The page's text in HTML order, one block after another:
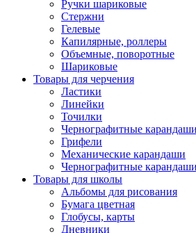
Ручки шариковые
Стержни
Гелевые
Капилярные, роллеры
Объемные, поворотные
Шариковые
Товары для черчения
Ластики
Линейки
Точилки
Чернографитные карандаши
Грифели
Механические карандаши
Чернографитные карандаши
Товары для школы
Альбомы для рисования
Бумага цветная
Глобусы, карты
Дневники